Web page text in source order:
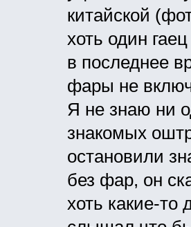
китайской
хоть один
в последнее
фары не
Я не знаю ни
знакомых
остановили
без фар, он
хоть какие-то